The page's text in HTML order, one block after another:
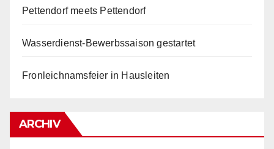
Pettendorf meets Pettendorf
Wasserdienst-Bewerbssaison gestartet
Fronleichnamsfeier in Hausleiten
ARCHIV